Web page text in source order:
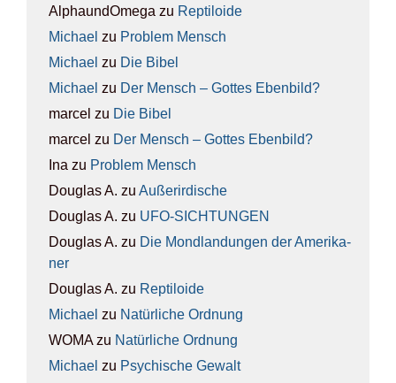
AlphaundOmega zu Rep­ti­lo­ide
Michael zu Pro­blem Mensch
Michael zu Die Bibel
Michael zu Der Mensch – Got­tes Eben­bild?
marcel zu Die Bibel
marcel zu Der Mensch – Got­tes Eben­bild?
Ina zu Pro­blem Mensch
Douglas A. zu Außer­ir­di­sche
Douglas A. zu UFO-SICH­TUN­GEN
Douglas A. zu Die Mond­lan­dun­gen der Ame­ri­ka­
ner
Douglas A. zu Rep­ti­lo­ide
Michael zu Natür­li­che Ord­nung
WOMAzu Natür­li­che Ord­nung
Michael zu Psy­chi­sche Gewalt